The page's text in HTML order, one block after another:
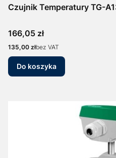
Czujnik Temperatury TG-
Cena
166,05 zł
Cena
135,00 złbez VAT
Do koszyka